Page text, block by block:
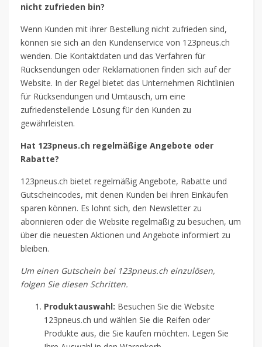
nicht zufrieden bin?
Wenn Kunden mit ihrer Bestellung nicht zufrieden sind,
können sie sich an den Kundenservice von 123pneus.ch
wenden. Die Kontaktdaten und das Verfahren für
Rücksendungen oder Reklamationen finden sich auf der
Website. In der Regel bietet das Unternehmen Richtlinien
für Rücksendungen und Umtausch, um eine
zufriedenstellende Lösung für den Kunden zu
gewährleisten.
Hat 123pneus.ch regelmäßige Angebote oder
Rabatte?
123pneus.ch bietet regelmäßig Angebote, Rabatte und
Gutscheincodes, mit denen Kunden bei ihren Einkäufen
sparen können. Es lohnt sich, den Newsletter zu
abonnieren oder die Website regelmäßig zu besuchen, um
über die neuesten Aktionen und Angebote informiert zu
bleiben.
Um einen Gutschein bei 123pneus.ch einzulösen,
folgen Sie diesen Schritten.
Produktauswahl: Besuchen Sie die Website
123pneus.ch und wählen Sie die Reifen oder
Produkte aus, die Sie kaufen möchten. Legen Sie